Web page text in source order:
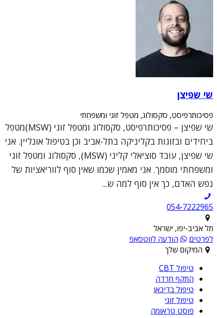
שי שפיצן
פסיכותרפיסט, סקסולוג, מטפל זוגי ומשפחתי
שי שפיצן – פסיכותרפיסט, סקסולוג ומטפל זוגי (MSW)מטפל
ביחידים ובזוגות בקליניקה בתל-אביב וכן בטיפול אונליין. אני
שי שפיצן, עובד סוציאלי קליני (MSW), סקסולוג ומטפל זוגי
ומשפחתי מוסמך. אני מאמין שכמו שאין סוף לווריאציות של
נפש האדם, כך אין סוף למה ש...
054-7222965
תל אביב-יפו, ישראל
לפרטים
הודעה לווטסאפ
המיקום שלך
טיפול CBT
התקף חרדה
טיפול בדיכאו
טיפול זוגי
פוסט טראומה